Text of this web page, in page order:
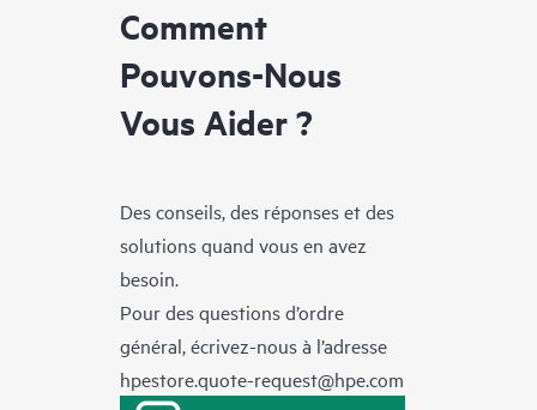
Comment
Pouvons-Nous
Vous Aider ?
Des conseils, des réponses et des
solutions quand vous en avez
besoin.
Pour des questions d’ordre
général, écrivez-nous à l’adresse
hpestore.quote-request@hpe.com